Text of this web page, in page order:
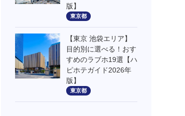
版】
東京都
【東京 池袋エリア】
目的別に選べる！おす
すめのラブホ19選【ハ
ピホテガイド2026年
版】
東京都